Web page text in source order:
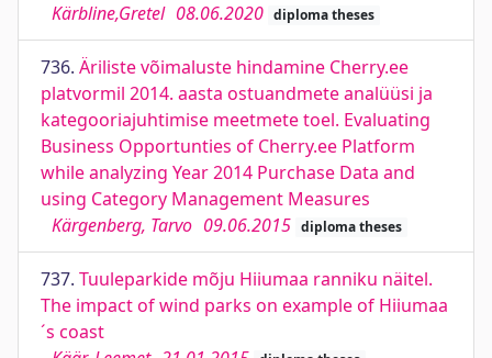
Kärbline,Gretel 08.06.2020 diploma theses
736. Äriliste võimaluste hindamine Cherry.ee
platvormil 2014. aasta ostuandmete analüüsi ja
kategooriajuhtimise meetmete toel. Evaluating
Business Opportunties of Cherry.ee Platform
while analyzing Year 2014 Purchase Data and
using Category Management Measures
Kärgenberg, Tarvo 09.06.2015 diploma theses
737. Tuuleparkide mõju Hiiumaa ranniku näitel.
The impact of wind parks on example of Hiiumaa
´s coast